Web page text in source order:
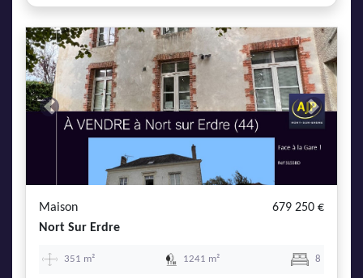
Previous Next
Maison
679 250 €
Nort Sur Erdre
351 m² 1241 m² 8